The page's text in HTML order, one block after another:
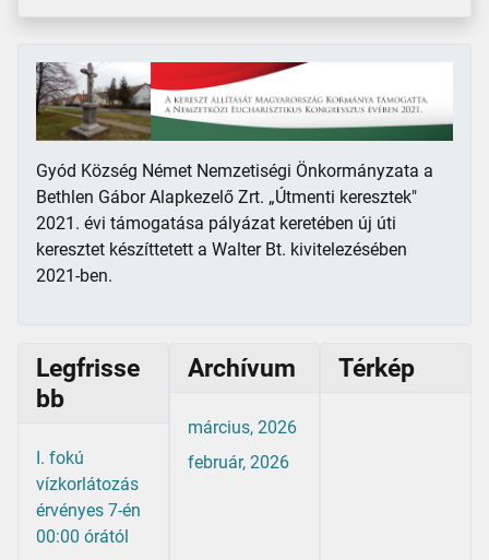
Gyód Község Német Nemzetiségi Önkormányzata a
Bethlen Gábor Alapkezelő Zrt. „Útmenti keresztek"
2021. évi támogatása pályázat keretében új úti
keresztet készíttetett a Walter Bt. kivitelezésében
2021-ben.
Legfrisse
bb
I. fokú
vízkorlátozás
érvényes 7-én
00:00 órától
Archívum
március, 2026
február, 2026
Térkép